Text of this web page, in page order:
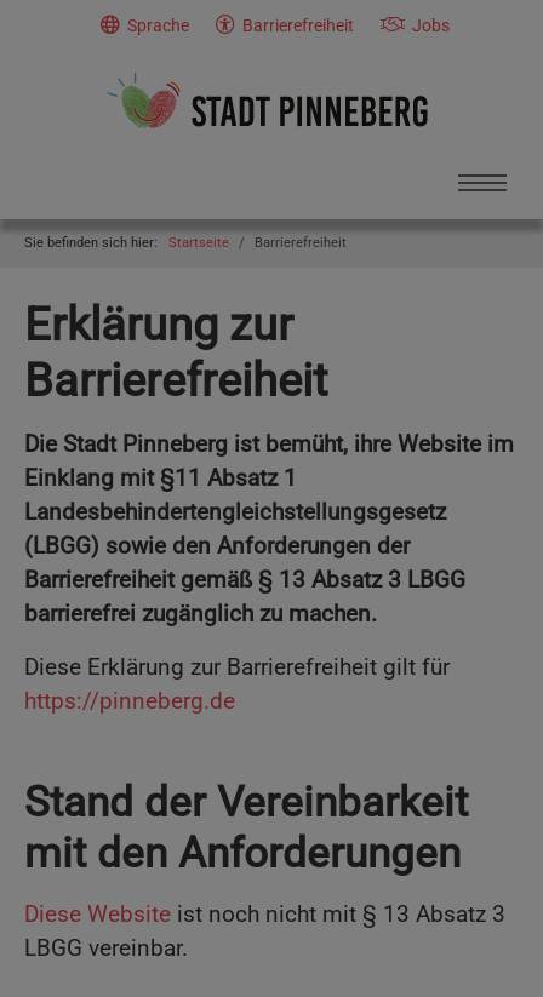
Skip to main navigation
Skip to main content
Skip to page footer
Sprache Barrierefreiheit Jobs
You are here:
Sie befinden sich hier: Startseite Barrierefreiheit
Erklärung zur
Barrierefreiheit
Die Stadt Pinneberg ist bemüht, ihre Website im
Einklang mit §11 Absatz 1
Landesbehindertengleichstellungsgesetz
(LBGG) sowie den Anforderungen der
Barrierefreiheit gemäß § 13 Absatz 3 LBGG
barrierefrei zugänglich zu machen.
Diese Erklärung zur Barrierefreiheit gilt für
https://pinneberg.de
Stand der Vereinbarkeit
mit den Anforderungen
Diese Website ist noch nicht mit § 13 Absatz 3
LBGG vereinbar.